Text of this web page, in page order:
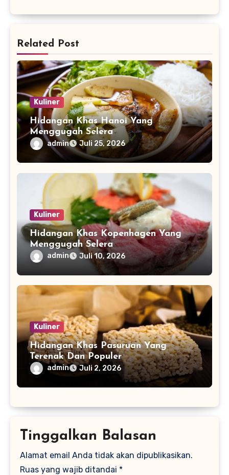
Related Post
Kuliner
Hidangan Khas Hanoi Yang
Menggugah Selera
admin Juli 25, 2026
Kuliner
Hidangan Khas Kopenhagen Yang
Menggugah Selera
admin Juli 10, 2026
Kuliner
Hidangan Khas Pasuruan Yang
Terenak Dan Populer
admin Juli 2, 2026
Tinggalkan Balasan
Alamat email Anda tidak akan dipublikasikan.
Ruas yang wajib ditandai *